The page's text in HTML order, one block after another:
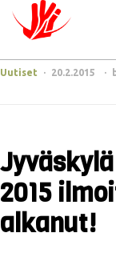
Uutiset 20.2.2015
2015
alkanut!